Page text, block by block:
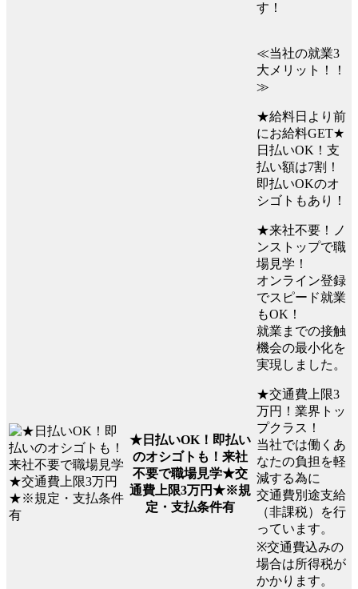
す！
★日払いOK！即払い
のオシゴトも！来社
不要で職場見学★交
通費上限3万円★※規
定・支払条件有
≪当社の就業3
大メリット！！
≫
★給料日より前
にお給料GET★
日払いOK！支
払い額は7割！
即払いOKのオ
シゴトもあり！
★来社不要！ノ
ンストップで職
場見学！
オンライン登録
でスピード就業
もOK！
就業までの接触
機会の最小化を
実現しました。
★交通費上限3
万円！業界トッ
プクラス！
当社では働くあ
なたの負担を軽
減する為に
交通費別途支給
（非課税）を行
っています。
※交通費込みの
場合は所得税が
かかります。